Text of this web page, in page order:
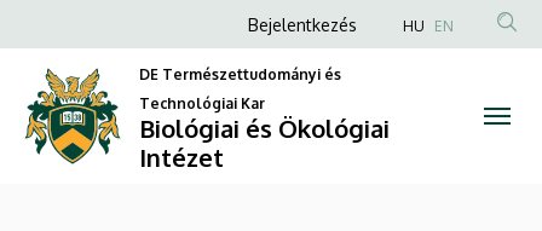
risk:
Scandinavian
a
tartalomra
Anonim
Felhasználói
fiók
menüje
Bejelentkezés HU EN
DE Természettudományi és
Technológiai Kar
Biológiai és Ökológiai
Intézet